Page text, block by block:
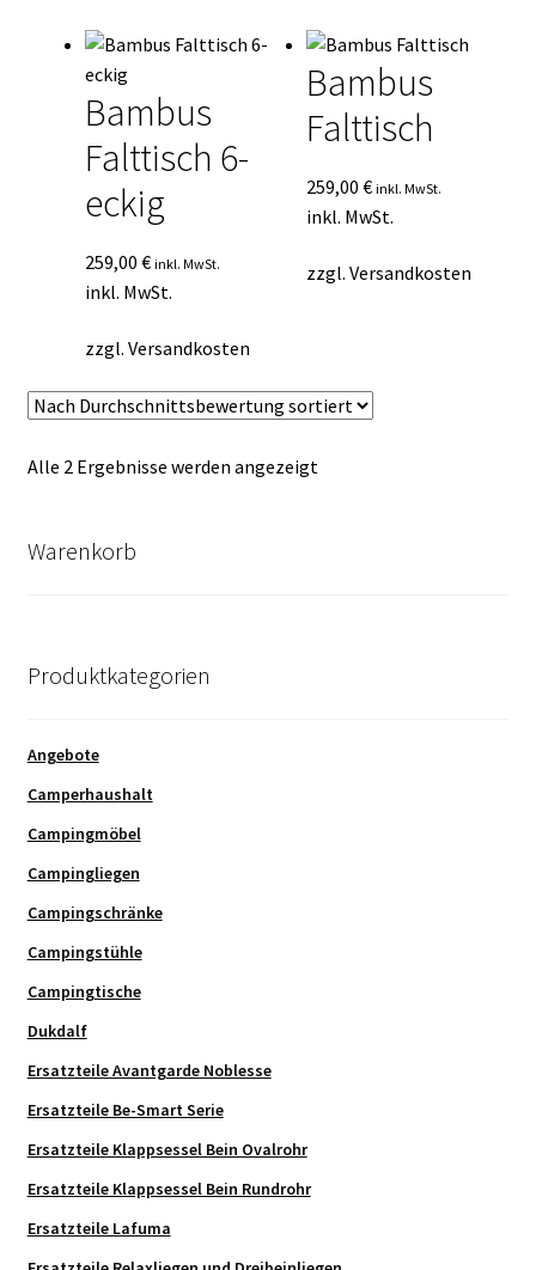
Mein Konto
Mein Konto
Vertrag widerrufen
Warenkorb
sortiert
Bambus
Falttisch 6-
eckig
259,00 € inkl. MwSt.
inkl. MwSt.
zzgl. Versandkosten
Bambus
Falttisch
259,00€ inkl. MwSt.
inkl. MwSt.
zzgl.Versandkosten
Alle 2 Ergebnisse werden angezeigtNach
Warenkorb
Produktkategorien
Angebote
Camperhaushalt
Campingmöbel
Campingliegen
Campingschränke
Campingstühle
Campingtische
Dukdalf
Ersatzteile Avantgarde Noblesse
Ersatzteile Be-Smart Serie
Ersatzteile Klappsessel Bein Ovalrohr
Ersatzteile Klappsessel Bein Rundrohr
Ersatzteile Lafuma